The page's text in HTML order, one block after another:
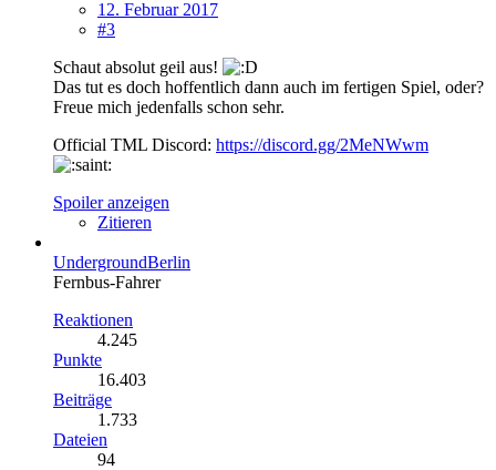
12. Februar 2017
#3
Schaut absolut geil aus!
Das tut es doch hoffentlich dann auch im fertigen Spiel, oder?
Freue mich jedenfalls schon sehr.
Official TML Discord: https://discord.gg/2MeNWwm
Spoiler anzeigen
Zitieren
UndergroundBerlin
Fernbus-Fahrer
Reaktionen
4.245
Punkte
16.403
Beiträge
1.733
Dateien
94